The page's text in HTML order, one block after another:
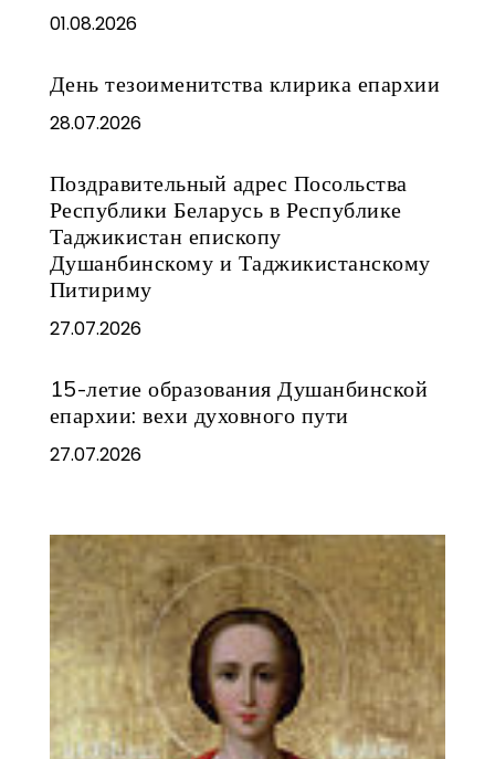
01.08.2026
День тезоименитства клирика епархии
28.07.2026
Поздравительный адрес Посольства
Республики Беларусь в Республике
Таджикистан епископу
Душанбинскому и Таджикистанскому
Питириму
27.07.2026
15-летие образования Душанбинской
епархии: вехи духовного пути
27.07.2026